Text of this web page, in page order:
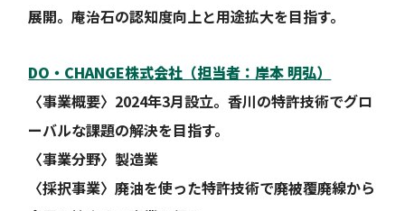
展開。庵治石の認知度向上と用途拡大を目指す。
DO・CHANGE株式会社（担当者：岸本 明弘）
〈事業概要〉2024年3月設立。香川の特許技術でグロ
ーバルな課題の解決を目指す。
〈事業分野〉製造業
〈採択事業〉廃油を使った特許技術で廃被覆廃線から